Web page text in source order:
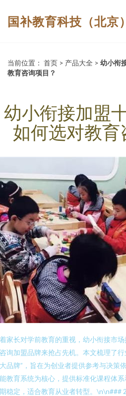
国补教育科技（北京
当前位置： 首页 > 产品大全 > 幼小衔
教育咨询项目？
幼小衔接加盟
如何选对教育
家长对学前教育的重视，幼小衔接市
询加盟品牌来抢占先机。本文梳理了
品牌”，旨在为创业者提供参考与决策
教育系统为核心，提供标准化课程体
稳定，适合教育从业者转型。\n\n###